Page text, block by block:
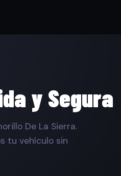
y Segura
De La Sierra.
tu vehículo sin